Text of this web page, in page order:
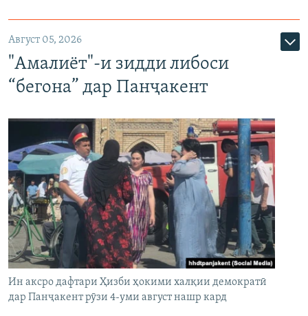
Август 05, 2026
"Амалиёт"-и зидди либоси
“бегона” дар Панҷакент
Ин аксро дафтари Ҳизби ҳокими халқии демократӣ
дар Панҷакент рӯзи 4-уми август нашр кард